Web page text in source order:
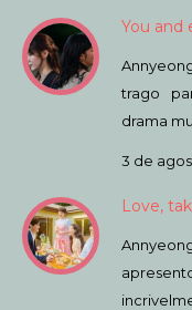
You and
trago
drama
3 de
Love,